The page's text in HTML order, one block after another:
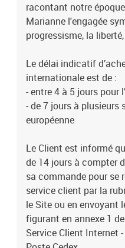
racontant notre
Marianne l'engagée
progressisme, la
Le délai indicatif
internationale est de :
- entre 4 à 5 jours pour
- de 7 jours à plusieurs
européenne
Le Client est informé
de 14 jours à compter
sa commande pour
service client par la
le Site ou en envoyant
figurant en annexe 1
Service Client Internet